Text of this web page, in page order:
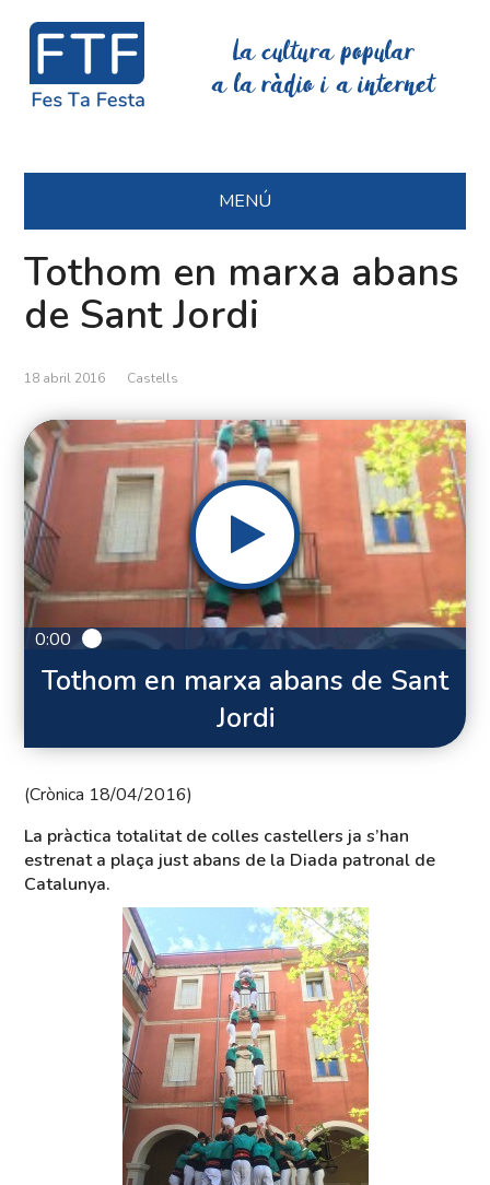
La cultura popular
a la ràdio i a internet
MENÚ
Tothom en marxa abans
de Sant Jordi
18 abril 2016 Castells
0:00
Tothom en marxa abans de Sant
Jordi
(Crònica 18/04/2016)
La pràctica totalitat de colles castellers ja s’han
estrenat a plaça just abans de la Diada patronal de
Catalunya.